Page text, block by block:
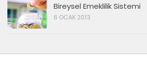
Bireysel Emeklilik Sistemi
6 OCAK 2013